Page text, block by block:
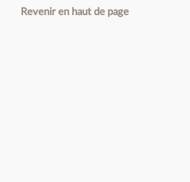
Revenir en haut de page